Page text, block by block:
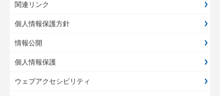
関連リンク
個人情報保護方針
情報公開
個人情報保護
ウェブアクセシビリティ